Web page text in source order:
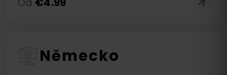
Německo